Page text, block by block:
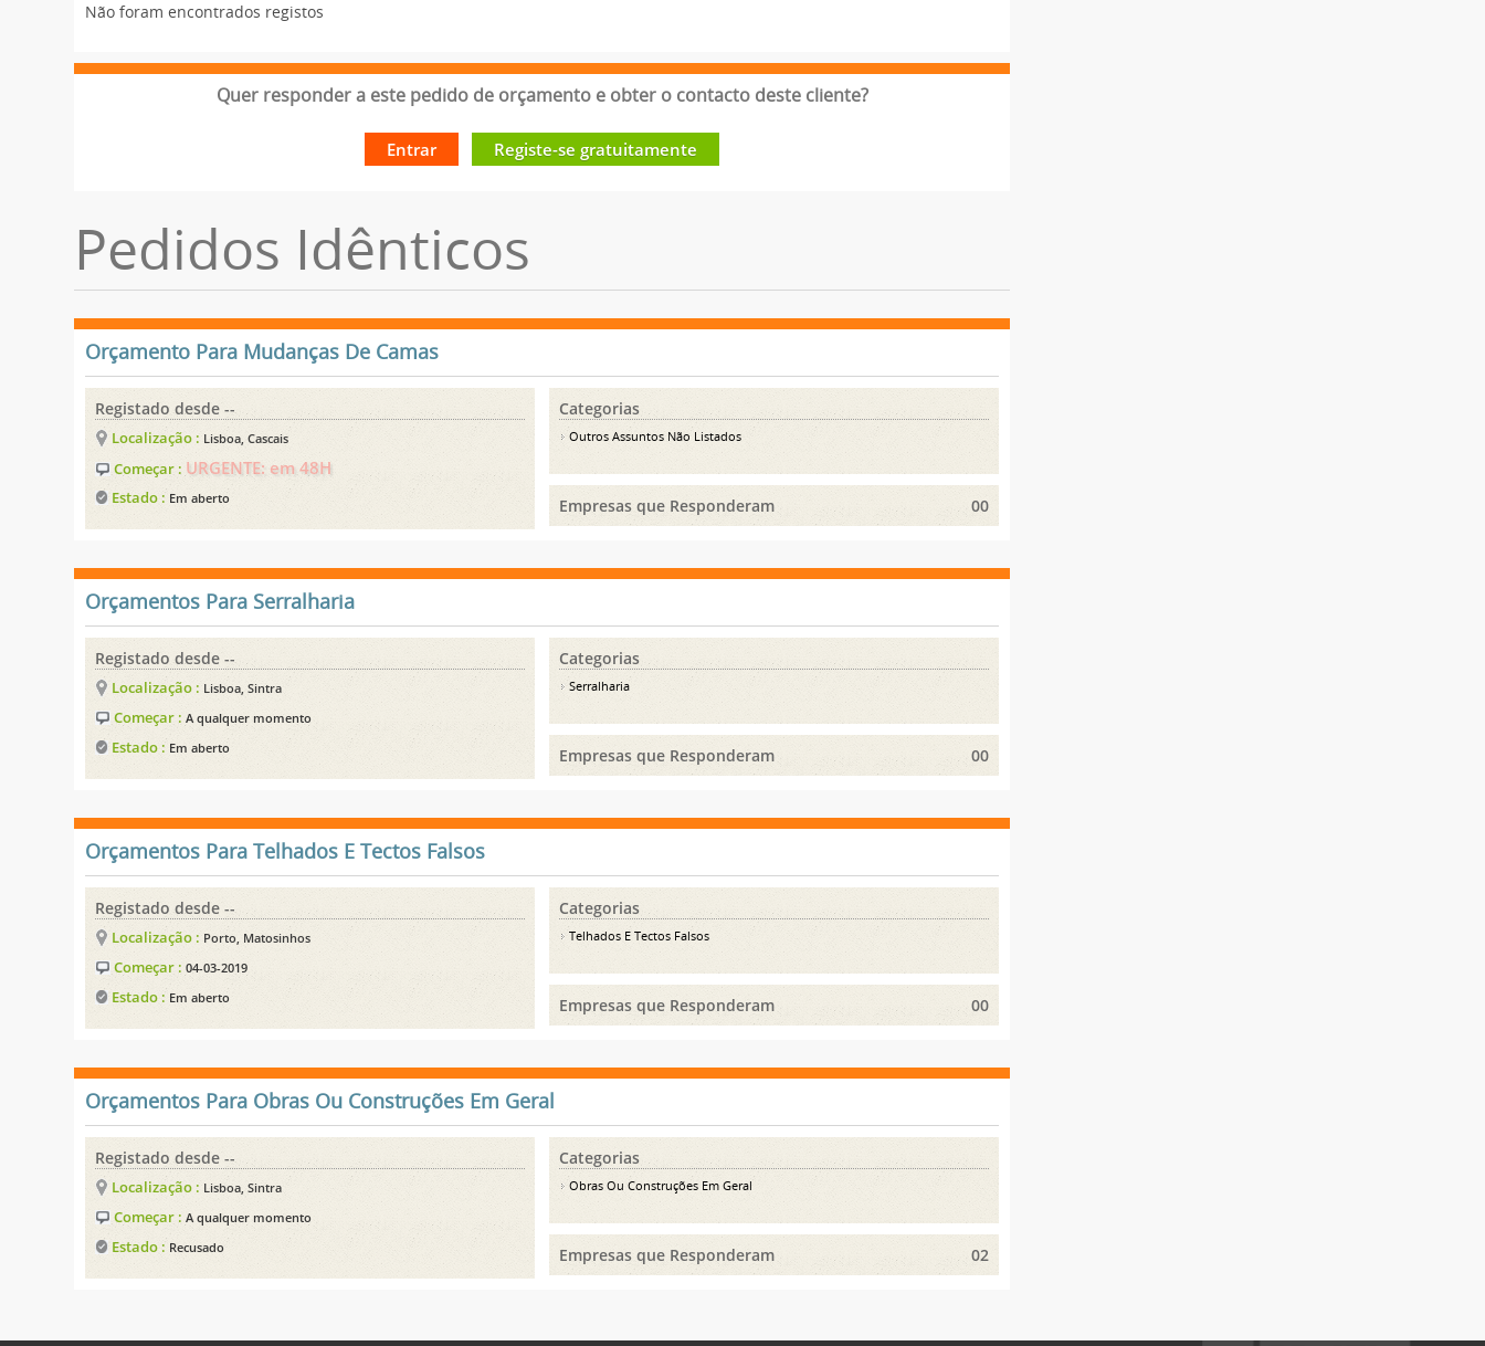
Não foram encontrados registos
Quer responder a este pedido de orçamento e obter o contacto deste cliente?
Entrar Registe-se gratuitamente
Pedidos Idênticos
Orçamento Para Mudanças De Camas
Registado desde --
Localização : Lisboa, Cascais
Começar : URGENTE: em 48H
Estado : Em aberto
Categorias
Outros Assuntos Não Listados
Empresas que Responderam 00
Orçamentos Para Serralharia
Registado desde --
Localização : Lisboa, Sintra
Começar :A qualquer momento
Estado : Em aberto
Categorias
Serralharia
Empresas que Responderam 00
Orçamentos Para Telhados E Tectos Falsos
Registado desde --
Localização : Porto, Matosinhos
Começar :04-03-2019
Estado : Em aberto
Categorias
Telhados E Tectos Falsos
Empresas que Responderam 00
Orçamentos Para Obras Ou Construções Em Geral
Registado desde --
Localização : Lisboa, Sintra
Começar :A qualquer momento
Estado : Recusado
Categorias
Obras Ou Construções Em Geral
Empresas que Responderam 02